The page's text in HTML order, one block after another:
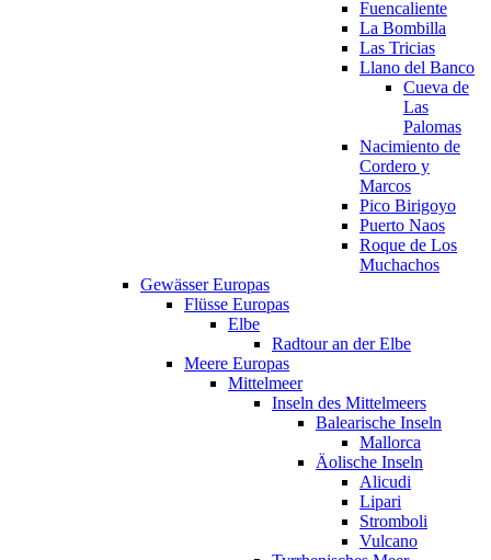
Fuencaliente
La Bombilla
Las Tricias
Llano del Banco
Cueva de
Las
Palomas
Nacimiento de
Cordero y
Marcos
Pico Birigoyo
Puerto Naos
Roque de Los
Muchachos
Gewässer Europas
Flüsse Europas
Elbe
Radtour an der Elbe
Meere Europas
Mittelmeer
Inseln des Mittelmeers
Balearische Inseln
Mallorca
Äolische Inseln
Alicudi
Lipari
Stromboli
Vulcano